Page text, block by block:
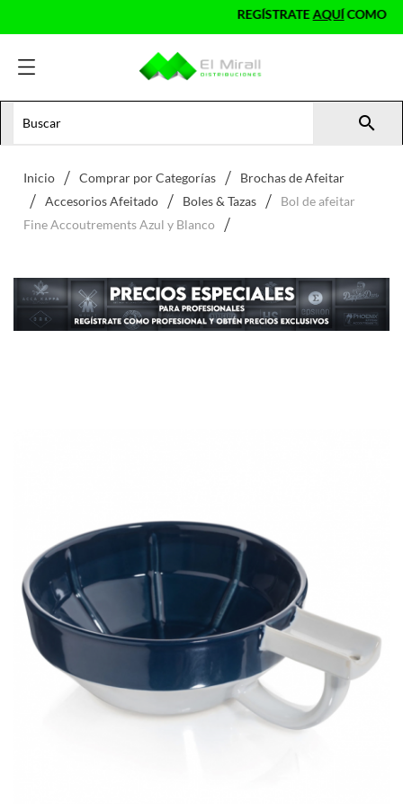
REGÍSTRATEAQUÍCOMO

Inicio Comprar por Categorías
Brochas de Afeitar
Accesorios Afeitado
Boles & Tazas
Bol de afeitar
Fine Accoutrements Azul y Blanco